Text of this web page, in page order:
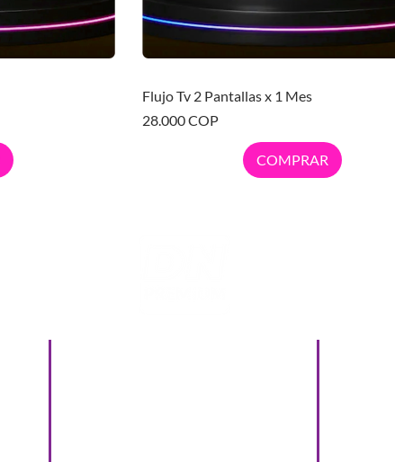
Vista rápida
Flujo Tv 2 Pantallas x 1 Mes
Precio
28.000 COP
COMPRAR